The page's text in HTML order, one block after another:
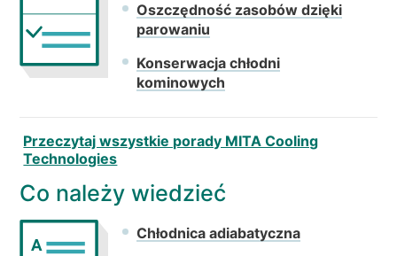
Oszczędność zasobów dzięki
parowaniu
Konserwacja chłodni
kominowych
Przeczytaj wszystkie porady MITA Cooling
Technologies
Co należy wiedzieć
A
Chłodnica adiabatyczna